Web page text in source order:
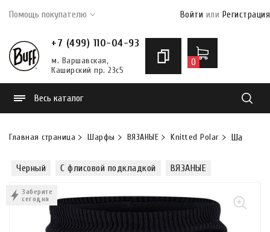
Помощь покупателю Войти или Регистрация
+7 (499) 110-04-93
м. Варшавская,
Каширский пр. 23с5
0
Весь каталог
Главная страница Шарфы ВЯЗАНЫЕ Knitted Polar Шарф
Черный С флисовой подкладкой ВЯЗАНЫЕ
Заберите
сегодня